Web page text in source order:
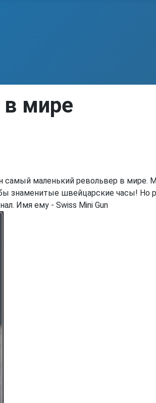
мире
маленький револьвер в
знаменитые швейцарские часы! Но
Имя ему - Swiss Mini Gun